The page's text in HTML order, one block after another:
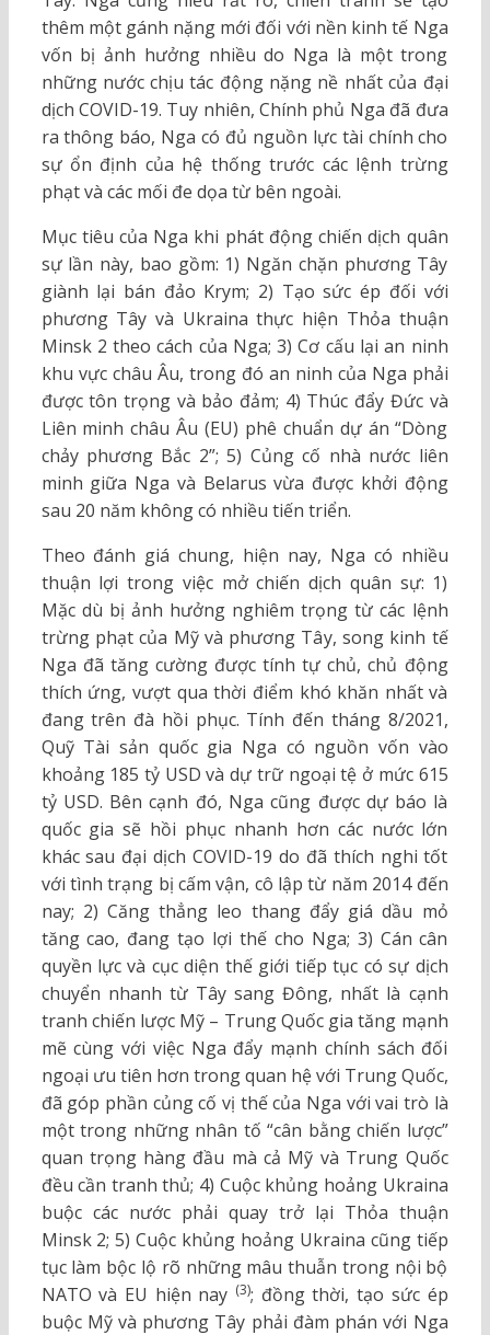
thêm một gánh nặng mới đối với nền kinh tế Nga
vốn bị ảnh hưởng nhiều do Nga là một trong
những nước chịu tác động nặng nề nhất của đại
dịch COVID-19. Tuy nhiên, Chính phủ Nga đã đưa
ra thông báo, Nga có đủ nguồn lực tài chính cho
sự ổn định của hệ thống trước các lệnh trừng
phạt và các mối đe dọa từ bên ngoài.
Mục tiêu của Nga khi phát động chiến dịch quân
sự lần này, bao gồm: 1) Ngăn chặn phương Tây
giành lại bán đảo Krym; 2) Tạo sức ép đối với
phương Tây và Ukraina thực hiện Thỏa thuận
Minsk 2 theo cách của Nga; 3) Cơ cấu lại an ninh
khu vực châu Âu, trong đó an ninh của Nga phải
được tôn trọng và bảo đảm; 4) Thúc đẩy Đức và
Liên minh châu Âu (EU) phê chuẩn dự án “Dòng
chảy phương Bắc 2”; 5) Củng cố nhà nước liên
minh giữa Nga và Belarus vừa được khởi động
sau 20 năm không có nhiều tiến triển.
Theo đánh giá chung, hiện nay, Nga có nhiều
thuận lợi trong việc mở chiến dịch quân sự: 1)
Mặc dù bị ảnh hưởng nghiêm trọng từ các lệnh
trừng phạt của Mỹ và phương Tây, song kinh tế
Nga đã tăng cường được tính tự chủ, chủ động
thích ứng, vượt qua thời điểm khó khăn nhất và
đang trên đà hồi phục. Tính đến tháng 8/2021,
Quỹ Tài sản quốc gia Nga có nguồn vốn vào
khoảng 185 tỷ USD và dự trữ ngoại tệ ở mức 615
tỷ USD. Bên cạnh đó, Nga cũng được dự báo là
quốc gia sẽ hồi phục nhanh hơn các nước lớn
khác sau đại dịch COVID-19 do đã thích nghi tốt
với tình trạng bị cấm vận, cô lập từ năm 2014 đến
nay; 2) Căng thẳng leo thang đẩy giá dầu mỏ
tăng cao, đang tạo lợi thế cho Nga; 3) Cán cân
quyền lực và cục diện thế giới tiếp tục có sự dịch
chuyển nhanh từ Tây sang Đông, nhất là cạnh
tranh chiến lược Mỹ – Trung Quốc gia tăng mạnh
mẽ cùng với việc Nga đẩy mạnh chính sách đối
ngoại ưu tiên hơn trong quan hệ với Trung Quốc,
đã góp phần củng cố vị thế của Nga với vai trò là
một trong những nhân tố “cân bằng chiến lược”
quan trọng hàng đầu mà cả Mỹ và Trung Quốc
đều cần tranh thủ; 4) Cuộc khủng hoảng Ukraina
buộc các nước phải quay trở lại Thỏa thuận
Minsk 2; 5) Cuộc khủng hoảng Ukraina cũng tiếp
tục làm bộc lộ rõ những mâu thuẫn trong nội bộ
NATO và EU hiện nay (3); đồng thời, tạo sức ép
buộc Mỹ và phương Tây phải đàm phán với Nga